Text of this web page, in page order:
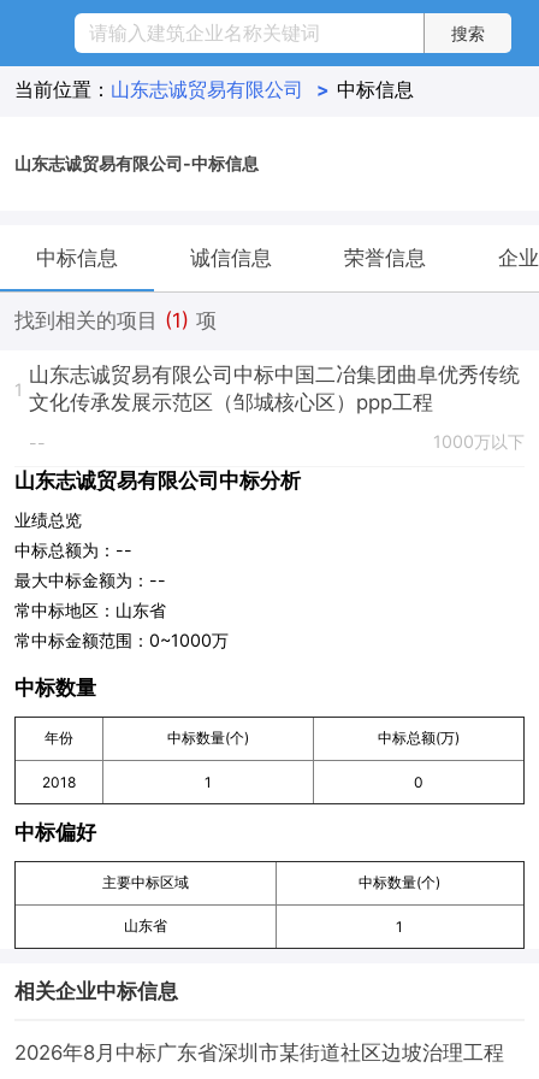
当前位置： 山东志诚贸易有限公司 > 中标信息
山东志诚贸易有限公司-中标信息
中标信息 诚信信息 荣誉信息 企
找到相关的项目 (1) 项
1
山东志诚贸易有限公司中标中国二冶集团曲阜优秀传统
文化传承发展示范区（邹城核心区）ppp工程
-- 1000万以下
山东志诚贸易有限公司中标分析
业绩总览
中标总额为：--
最大中标金额为：--
常中标地区：山东省
常中标金额范围：0~1000万
中标数量
年份 中标数量(个) 中标总额(万)
2018 1 0
中标偏好
主要中标区域 中标数量(个)
山东省 1
相关企业中标信息
2026年8月中标广东省深圳市某街道社区边坡治理工程